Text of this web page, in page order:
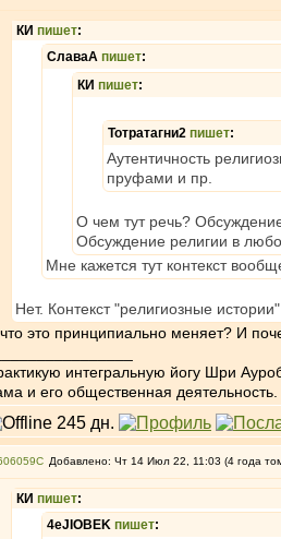
КИ пишет:
СлаваА пишет:
КИ пишет:
Тотратагни2 пишет:
Аутентичность
пруфами и пр.
О чем тут речь?
Обсуждение религии в
Мне кажется тут контекст
Нет. Контекст "религиозные
это принципиально меняет? И
интегральную йогу Шри
и его общественная деятельность.
Добавлено: Чт 14 Июл 22, 11:03 (4 года
КИ пишет:
4eJIOBEK пишет: